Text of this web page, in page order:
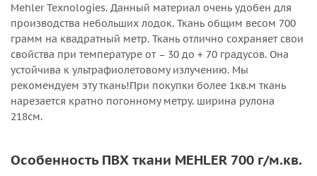
Mehler Texnologies. Данный материал очень удобен для
производства небольших лодок. Ткань общим весом 700
грамм на квадратный метр. Ткань отлично сохраняет свои
свойства при температуре от – 30 до + 70 градусов. Она
устойчива к ультрафиолетовому излучению. Мы
рекомендуем эту ткань!При покупки более 1кв.м ткань
нарезается кратно погонному метру. ширина рулона
218см.
Особенность ПВХ ткани MEHLER 700 г/м.кв.